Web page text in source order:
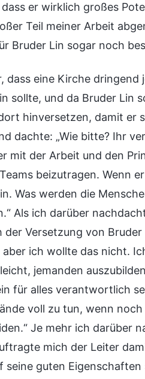
er wirklich großes
Teil meiner Arbeit
Bruder Lin sogar noch
dass eine Kirche
sollte, und da Bruder Lin
hinversetzen, damit er
dachte: „Wie bitte? Ihr
mit der Arbeit und den
beizutragen. Wenn
Was werden die
Als ich darüber
Versetzung von
ich wollte das nicht.
jemanden
für alles verantwortlich
voll zu tun, wenn
Je mehr ich darüber
mich der Leiter
seine guten